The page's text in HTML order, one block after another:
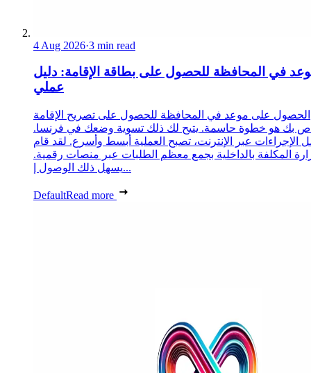
4 Aug 2026·3 min read
في المحافظة للحصول على بطاقة الإقامة: دليل
عملي
الحصول على موعد في المحافظة للحصول على تصريح الإقامة
بك هو خطوة حاسمة. يتيح لك ذلك تسوية وضعك في فرنسا.
الإجراءات عبر الإنترنت، تصبح العملية أبسط وأسرع. لقد قام
المكلفة بالداخلية بجمع معظم الطلبات عبر منصات رقمية.
يسهل ذلك الوصول إ...
DefaultRead more